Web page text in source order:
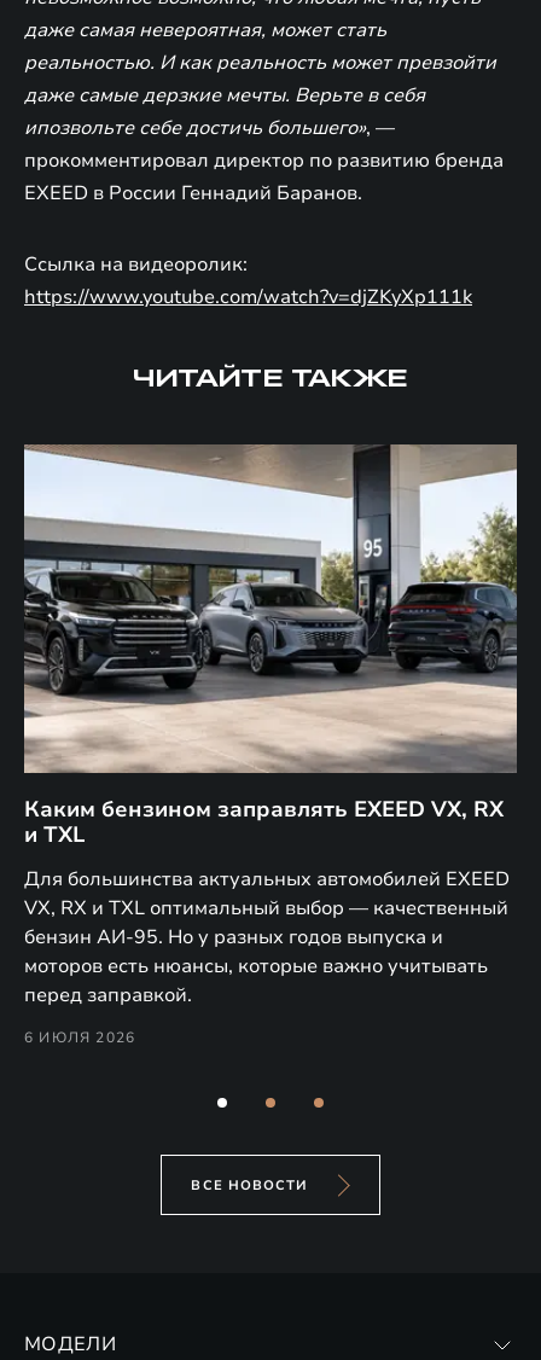
даже самая невероятная, может стать
реальностью. И как реальность может превзойти
даже самые дерзкие мечты. Верьте в себя
ипозвольте себе достичь большего», —
прокомментировал директор по развитию бренда
EXEED в России Геннадий Баранов.
Ссылка на видеоролик:
https://www.youtube.com/watch?v=djZKyXp111k
ЧИТАЙТЕ ТАКЖЕ
Каким бензином заправлять EXEED VX, RX
и TXL
Для большинства актуальных автомобилей EXEED
VX, RX и TXL оптимальный выбор — качественный
бензин АИ-95. Но у разных годов выпуска и
моторов есть нюансы, которые важно учитывать
перед заправкой.
6 ИЮЛЯ 2026
ВСЕ НОВОСТИ
МОДЕЛИ